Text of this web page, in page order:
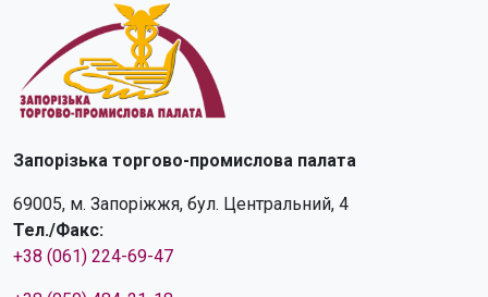
Запорізька торгово-промислова палата
69005, м. Запоріжжя, бул. Центральний, 4
Тел./Факс:
+38 (061) 224-69-47